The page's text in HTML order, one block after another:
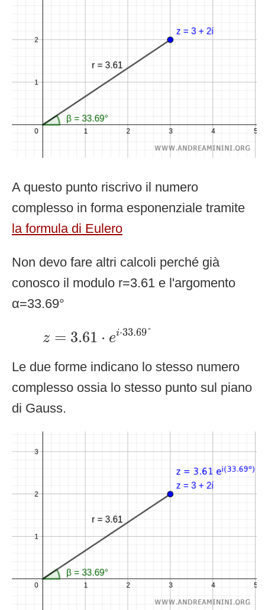
A questo punto riscrivo il numero
complesso in forma esponenziale tramite
la formula di Eulero
Non devo fare altri calcoli perché già
conosco il modulo r=3.61 e l'argomento
α=33.69°
z = 3.61 ⋅ ei⋅33.69°
3.61 e 33.69°
Le due forme indicano lo stesso numero
complesso ossia lo stesso punto sul piano
di Gauss.